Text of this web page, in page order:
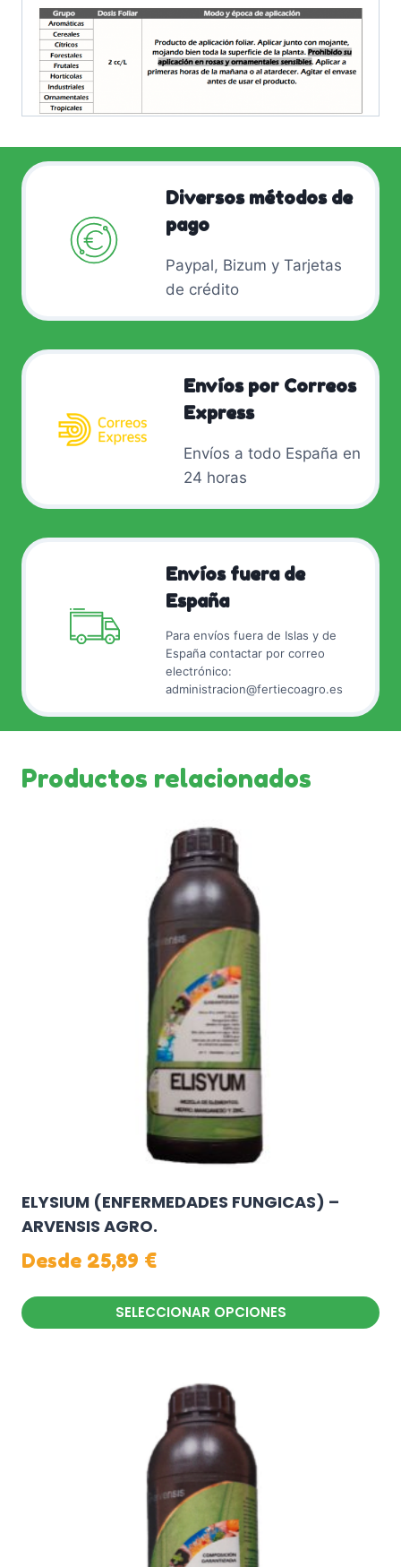
Diversos métodos de
pago
Paypal, Bizum y Tarjetas
de crédito
Envíos por Correos
Express
Envíos a todo España en
24 horas
Envíos fuera de
España
Para envíos fuera de Islas y de
España contactar por correo
electrónico:
administracion@fertiecoagro.es
Productos relacionados
ELYSIUM (ENFERMEDADES FUNGICAS) –
ARVENSIS AGRO.
Desde 25,89 €
SELECCIONAR OPCIONES